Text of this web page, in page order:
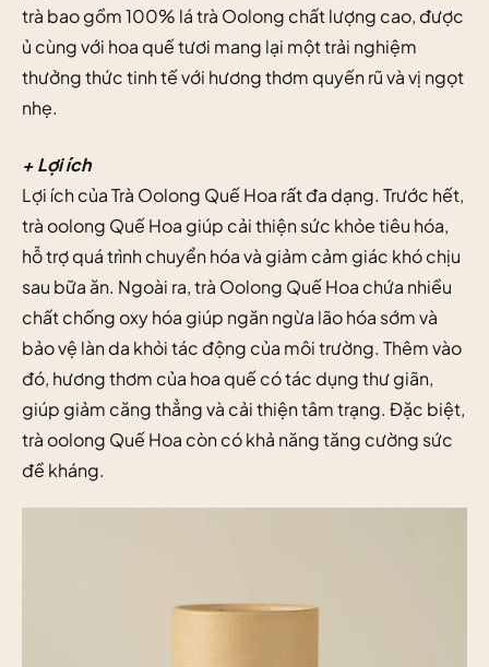
trà bao gồm 100% lá trà Oolong chất lượng cao, được
ủ cùng với hoa quế tươi mang lại một trải nghiệm
thưởng thức tinh tế với hương thơm quyến rũ và vị ngọt
nhẹ.
+ Lợi ích
Lợi ích của Trà Oolong Quế Hoa rất đa dạng. Trước hết,
trà oolong Quế Hoa giúp cải thiện sức khỏe tiêu hóa,
hỗ trợ quá trình chuyển hóa và giảm cảm giác khó chịu
sau bữa ăn. Ngoài ra, trà Oolong Quế Hoa chứa nhiều
chất chống oxy hóa giúp ngăn ngừa lão hóa sớm và
bảo vệ làn da khỏi tác động của môi trường. Thêm vào
đó, hương thơm của hoa quế có tác dụng thư giãn,
giúp giảm căng thẳng và cải thiện tâm trạng. Đặc biệt,
trà oolong Quế Hoa còn có khả năng tăng cường sức
đề kháng.